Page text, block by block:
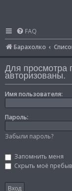
FAQ
Барахолко
Для
авторизованы.
Имя пользователя:
Пароль:
Забыли пароль?
Запомнить меня
Скрыть моё